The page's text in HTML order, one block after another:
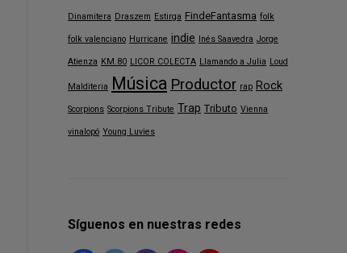
Dinamitera Draszem Estirga FindeFantasma folk
folk valenciano Hurricane indie Inés Saavedra Jorge
Atienza KM.80 LICOR COLECTA Llamando a Julia Loud
Malditeria Música Productor rap Rock
Scorpions Scorpions Tribute Trap Tributo Vienna
vinalopó Young Luvies
Síguenos en nuestras redes